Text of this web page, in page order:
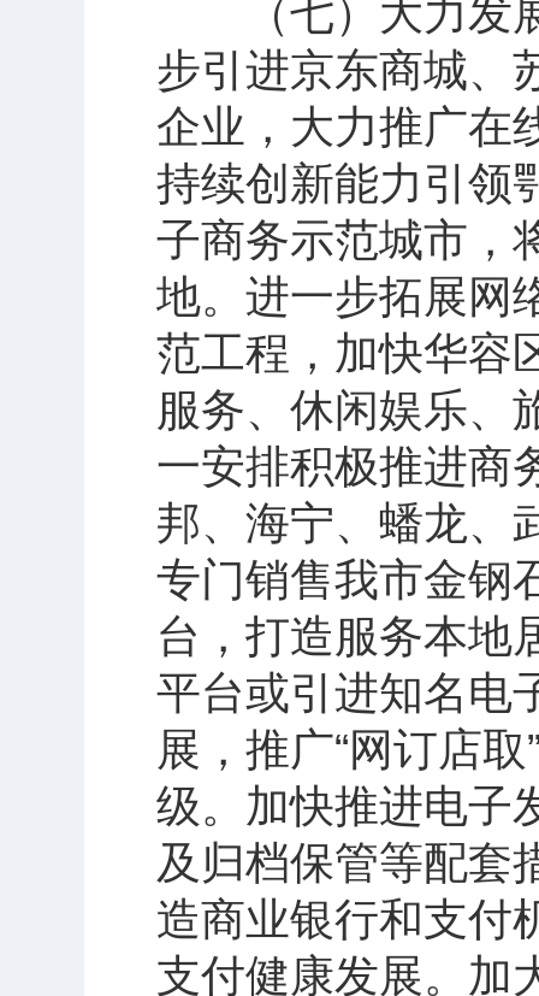
（七）大力发展
步引进京东商城、
企业，大力推广在
持续创新能力引领
子商务示范城市，
地。进一步拓展网
范工程，加快华容
服务、休闲娱乐、
一安排积极推进商
邦、海宁、蟠龙、
专门销售我市金钢
台，打造服务本地
平台或引进知名电
展，推广“网订店
级。加快推进电子
及归档保管等配套
造商业银行和支付
支付健康发展。加